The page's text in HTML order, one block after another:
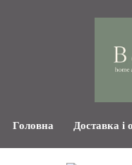
Головна Доставка і